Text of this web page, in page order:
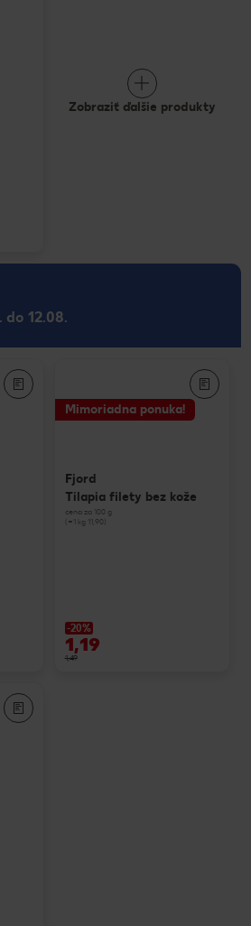
Zobraziť ďalšie produkty
12.08.
Mimoriadna ponuka!
Fjord
Tilapia filety bez kože
cena za 100 g
(=1 kg 11,90)
-20%
1,19
1,49